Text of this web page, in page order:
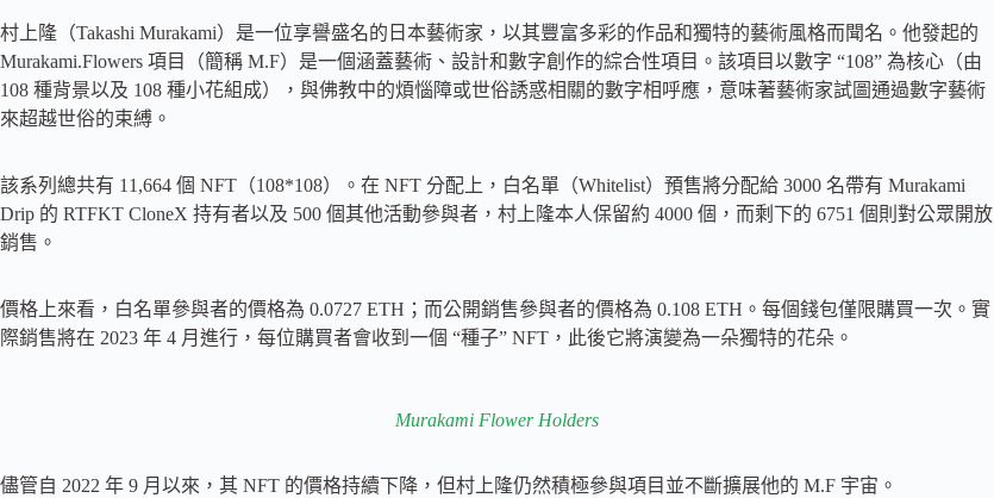
村上隆（Takashi Murakami）是一位享譽盛名的日本藝術家，以其豐富多彩的作品和獨特的藝術風格而聞名。他發起的
Murakami.Flowers 項目（簡稱 M.F）是一個涵蓋藝術、設計和數字創作的綜合性項目。該項目以數字 “108” 為核心（由
108 種背景以及 108 種小花組成），與佛教中的煩惱障或世俗誘惑相關的數字相呼應，意味著藝術家試圖通過數字藝術
來超越世俗的束縛。
該系列總共有 11,664 個 NFT（108*108）。在 NFT 分配上，白名單（Whitelist）預售將分配給 3000 名帶有 Murakami
Drip 的 RTFKT CloneX 持有者以及 500 個其他活動參與者，村上隆本人保留約 4000 個，而剩下的 6751 個則對公眾開放
銷售。
價格上來看，白名單參與者的價格為 0.0727 ETH；而公開銷售參與者的價格為 0.108 ETH。每個錢包僅限購買一次。實
際銷售將在 2023 年 4 月進行，每位購買者會收到一個 “種子” NFT，此後它將演變為一朵獨特的花朵。
Murakami Flower Holders
儘管自 2022 年 9 月以來，其 NFT 的價格持續下降，但村上隆仍然積極參與項目並不斷擴展他的 M.F 宇宙。